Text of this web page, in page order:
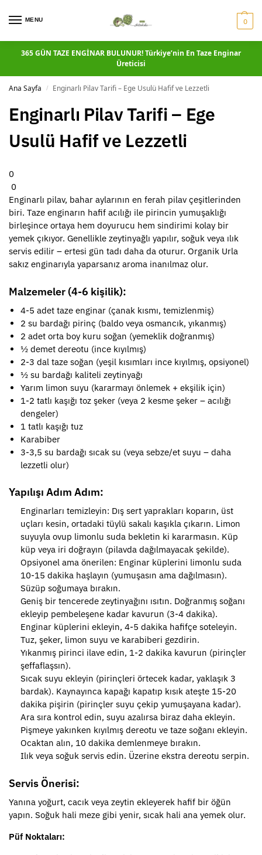
MENU 0
365 GÜN TAZE ENGİNAR BULUNUR! Türkiye’nin En Taze Enginar
Üreticisi
Ana Sayfa / Enginarlı Pilav Tarifi – Ege Usulü Hafif ve Lezzetli
Enginarlı Pilav Tarifi – Ege
Usulü Hafif ve Lezzetli
0
0
Enginarlı pilav, bahar aylarının en ferah pilav çeşitlerinden
biri. Taze enginarın hafif acılığı ile pirincin yumuşaklığı
birleşince ortaya hem doyurucu hem sindirimi kolay bir
yemek çıkıyor. Genellikle zeytinyağlı yapılır, soğuk veya ılık
servis edilir – ertesi gün tadı daha da oturur. Organik Urla
sakız enginarıyla yaparsanız aroma inanılmaz olur.
Malzemeler (4-6 kişilik):
4-5 adet taze enginar (çanak kısmı, temizlenmiş)
2 su bardağı pirinç (baldo veya osmancık, yıkanmış)
2 adet orta boy kuru soğan (yemeklik doğranmış)
½ demet dereotu (ince kıyılmış)
2-3 dal taze soğan (yeşil kısımları ince kıyılmış, opsiyonel)
½ su bardağı kaliteli zeytinyağı
Yarım limon suyu (kararmayı önlemek + ekşilik için)
1-2 tatlı kaşığı toz şeker (veya 2 kesme şeker – acılığı
dengeler)
1 tatlı kaşığı tuz
Karabiber
3-3,5 su bardağı sıcak su (veya sebze/et suyu – daha
lezzetli olur)
Yapılışı Adım Adım:
Enginarları temizleyin: Dış sert yaprakları koparın, üst
uçları kesin, ortadaki tüylü sakalı kaşıkla çıkarın. Limon
suyuyla ovup limonlu suda bekletin ki kararmasın. Küp
küp veya iri doğrayın (pilavda dağılmayacak şekilde).
Opsiyonel ama önerilen: Enginar küplerini limonlu suda
10-15 dakika haşlayın (yumuşasın ama dağılmasın).
Süzüp soğumaya bırakın.
Geniş bir tencerede zeytinyağını ısıtın. Doğranmış soğanı
ekleyip pembeleşene kadar kavurun (3-4 dakika).
Enginar küplerini ekleyin, 4-5 dakika hafifçe soteleyin.
Tuz, şeker, limon suyu ve karabiberi gezdirin.
Yıkanmış pirinci ilave edin, 1-2 dakika kavurun (pirinçler
şeffaflaşsın).
Sıcak suyu ekleyin (pirinçleri örtecek kadar, yaklaşık 3
bardak). Kaynayınca kapağı kapatıp kısık ateşte 15-20
dakika pişirin (pirinçler suyu çekip yumuşayana kadar).
Ara sıra kontrol edin, suyu azalırsa biraz daha ekleyin.
Pişmeye yakınken kıyılmış dereotu ve taze soğanı ekleyin.
Ocaktan alın, 10 dakika demlenmeye bırakın.
Ilık veya soğuk servis edin. Üzerine ekstra dereotu serpin.
Servis Önerisi:
Yanına yoğurt, cacık veya zeytin ekleyerek hafif bir öğün
yapın. Soğuk hali meze gibi yenir, sıcak hali ana yemek olur.
Püf Noktaları: